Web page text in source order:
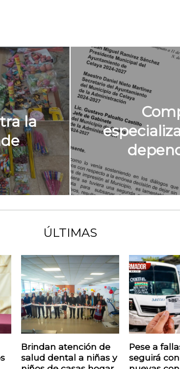
la
ÚLTIMAS
Brindan atención de
salud dental a niñas y
Pese a
seguirá